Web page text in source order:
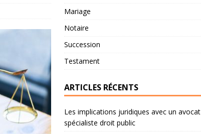
Mariage
Notaire
Succession
Testament
ARTICLES RÉCENTS
Les implications juridiques avec un avocat
spécialiste droit public